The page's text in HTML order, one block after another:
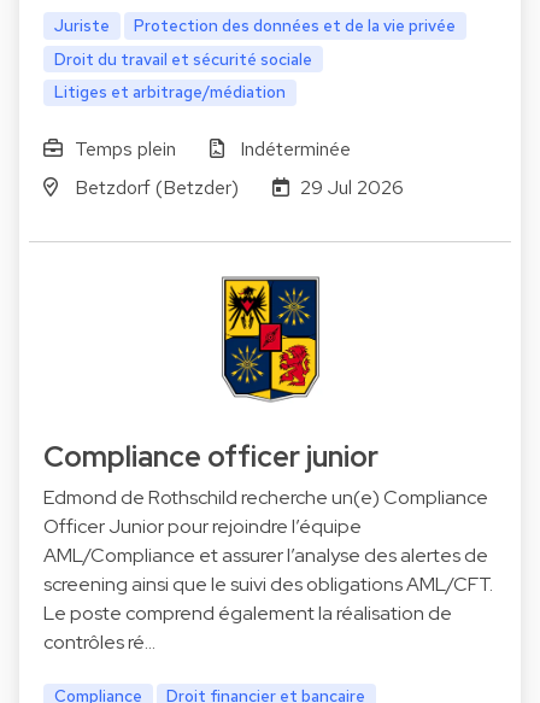
Juriste
Protection des données et de la vie privée
Droit du travail et sécurité sociale
Litiges et arbitrage/médiation
Temps plein
Indéterminée
Betzdorf (Betzder)
29 Jul 2026
Compliance officer junior
Edmond de Rothschild recherche un(e) Compliance
Officer Junior pour rejoindre l’équipe
AML/Compliance et assurer l’analyse des alertes de
screening ainsi que le suivi des obligations AML/CFT.
Le poste comprend également la réalisation de
contrôles ré…
Compliance Droit financier et bancaire